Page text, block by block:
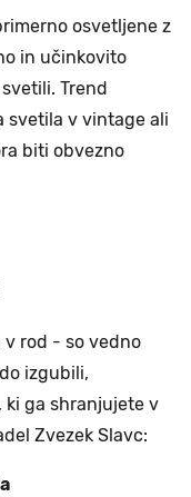
osvetljene z
in učinkovito
Trend
svetila v vintage ali
biti obvezno
v rod - so vedno
izgubili,
ki ga shranjujete v
Zvezek Slavc: